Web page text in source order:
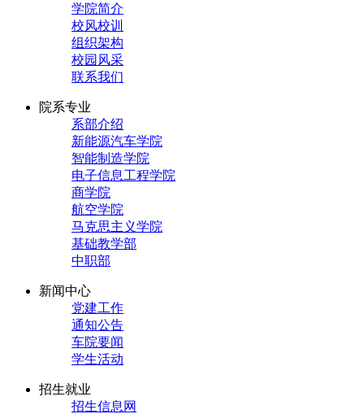
学院简介
校风校训
组织架构
校园风采
联系我们
院系专业
系部介绍
新能源汽车学院
智能制造学院
电子信息工程学院
商学院
航空学院
马克思主义学院
基础教学部
中职部
新闻中心
党建工作
通知公告
车院要闻
学生活动
招生就业
招生信息网